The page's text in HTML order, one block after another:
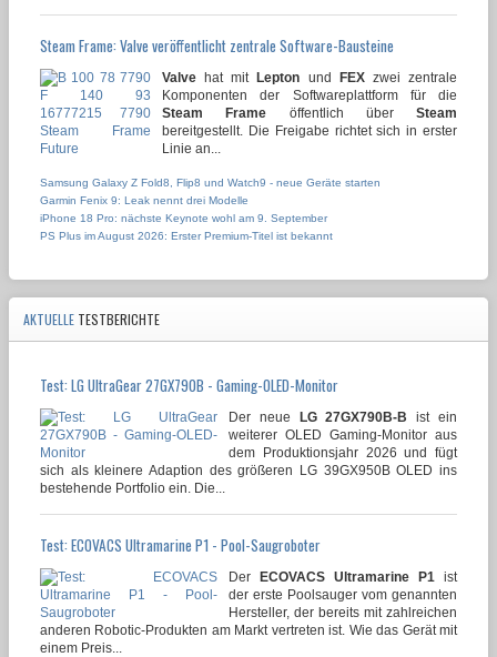
Steam Frame: Valve veröffentlicht zentrale Software-Bausteine
Valve hat mitLepton und FEXzwei zentrale
Komponenten der Softwareplattform für die
Steam Frame öffentlich über Steam
bereitgestellt. Die Freigabe richtet sich in erster
Linie an...
Samsung Galaxy Z Fold8, Flip8 und Watch9 - neue Geräte starten
Garmin Fenix 9: Leak nennt drei Modelle
iPhone 18 Pro: nächste Keynote wohl am 9. September
PS Plus im August 2026: Erster Premium-Titel ist bekannt
AKTUELLE TESTBERICHTE
Test: LG UltraGear 27GX790B - Gaming-OLED-Monitor
Der neue LG 27GX790B-B
ist ein
weiterer OLED Gaming-Monitor aus
dem Produktionsjahr 2026 und fügt
sich als kleinere Adaption des größeren LG 39GX950B OLED ins
bestehende Portfolio ein. Die...
Test: ECOVACS Ultramarine P1 - Pool-Saugroboter
Der ECOVACS Ultramarine P1 ist
der erste Poolsauger vom genannten
Hersteller, der bereits mit zahlreichen
anderen Robotic-Produkten am Markt vertreten ist. Wie das Gerät mit
einem Preis...